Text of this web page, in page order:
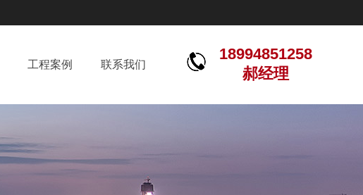
工程案例 联系我们
18994851258
郝经理